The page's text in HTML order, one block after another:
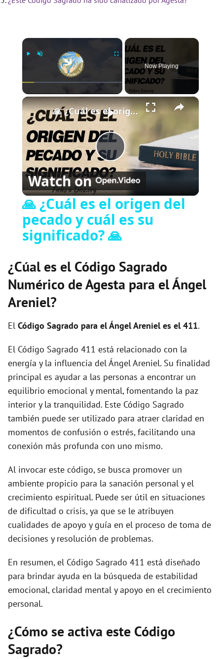
×
Play Unmute Fullscreen
Now Playing
×
P
l
V
e
o
🙏 ¿Cuál es el origen del pecado y cuál es su significado? 🙏
Watch on
🙏 ¿Cuál es el origen del
pecado y cuál es su
significado? 🙏
¿Cúal es el Código Sagrado
Numérico de Agesta para el Ángel
Areniel?
El Código Sagrado para el Ángel Areniel es el 411.
El Código Sagrado 411 está relacionado con la
energía y la influencia del Ángel Areniel. Su finalidad
principal es ayudar a las personas a encontrar un
equilibrio emocional y mental, fomentando la paz
interior y la tranquilidad. Este Código Sagrado
también puede ser utilizado para atraer claridad en
momentos de confusión o estrés, facilitando una
conexión más profunda con uno mismo.
Al invocar este código, se busca promover un
ambiente propicio para la sanación personal y el
crecimiento espiritual. Puede ser útil en situaciones
de dificultad o crisis, ya que se le atribuyen
cualidades de apoyo y guía en el proceso de toma de
decisiones y resolución de problemas.
En resumen, el Código Sagrado 411 está diseñado
para brindar ayuda en la búsqueda de estabilidad
emocional, claridad mental y apoyo en el crecimiento
personal.
¿Cómo se activa este Código
Sagrado?